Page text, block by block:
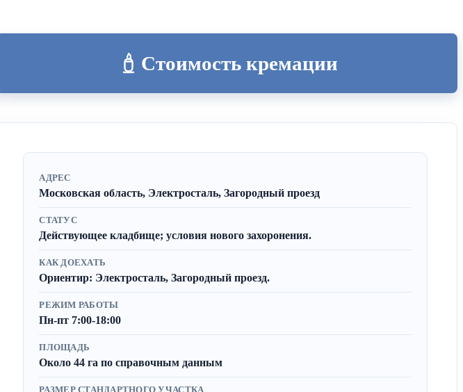
Стоимость кремации
АДРЕС
Московская область, Электросталь, Загородный проезд
СТАТУС
Действующее кладбище; условия нового захоронения.
КАК ДОЕХАТЬ
Ориентир: Электросталь, Загородный проезд.
РЕЖИМ РАБОТЫ
Пн-пт 7:00-18:00
ПЛОЩАДЬ
Около 44 га по справочным данным
РАЗМЕР СТАНДАРТНОГО УЧАСТКА